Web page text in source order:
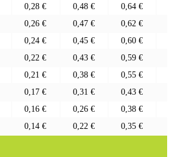
0,28 € 0,48 € 0,64 €
0,26 € 0,47 € 0,62 €
0,24 € 0,45 € 0,60 €
0,22 € 0,43 € 0,59 €
0,21 € 0,38 € 0,55 €
0,17 € 0,31 € 0,43 €
0,16 € 0,26 € 0,38 €
0,14 € 0,22 € 0,35 €